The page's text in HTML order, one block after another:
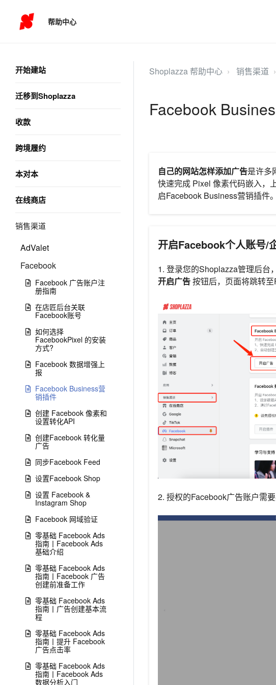
帮助中心
开始建站
迁移到Shoplazza
收款
跨境履约
本对本
在线商店
销售渠道
AdValet
Facebook
Facebook 广告账户注
册指南
在店匠后台关联
Facebook账号
如何选择
FacebookPixel 的安装
方式?
Facebook 数据增强上
报
Facebook Business营
销插件
创建 Facebook 像素和
设置转化API
创建Facebook 转化量
广告
同步Facebook Feed
设置Facebook Shop
设置 Facebook &
Instagram Shop
Facebook 网域验证
零基础 Facebook Ads
指南丨Facebook Ads
基础介绍
零基础 Facebook Ads
指南丨Facebook 广告
创建前准备工作
零基础 Facebook Ads
指南丨广告创建基本流
程
零基础 Facebook Ads
指南丨提升 Facebook
广告点击率
零基础 Facebook Ads
指南丨Facebook Ads
数据分析入门
Shoplazza 帮助中心 销售渠道
Facebook
自己的网站怎样添加广告是许多
快速完成 Pixel 像素代码嵌入，
启Facebook Business营销插件。
开启Facebook个人账号/
1. 登录您的Shoplazza管理后台
开启广告按钮后，页面将跳转至
2. 授权的Facebook广告账户需